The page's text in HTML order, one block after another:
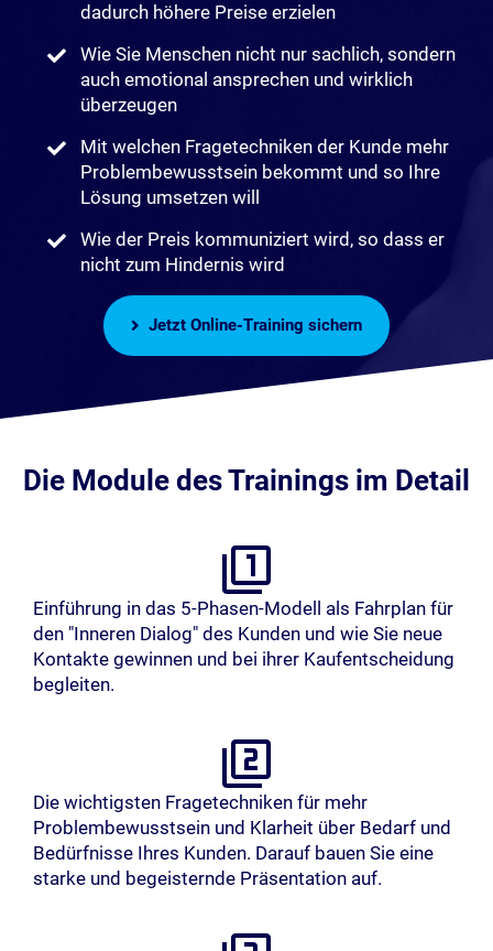
dadurch höhere Preise erzielen
Wie Sie Menschen nicht nur sachlich, sondern
auch emotional ansprechen und wirklich
überzeugen
Mit welchen Fragetechniken der Kunde mehr
Problembewusstsein bekommt und so Ihre
Lösung umsetzen will
Wie der Preis kommuniziert wird, so dass er
nicht zum Hindernis wird
Jetzt Online-Training sichern
Die Module des Trainings im Detail
Einführung in das 5-Phasen-Modell als Fahrplan für
den "Inneren Dialog" des Kunden und wie Sie neue
Kontakte gewinnen und bei ihrer Kaufentscheidung
begleiten.
Die wichtigsten Fragetechniken für mehr
Problembewusstsein und Klarheit über Bedarf und
Bedürfnisse Ihres Kunden. Darauf bauen Sie eine
starke und begeisternde Präsentation auf.